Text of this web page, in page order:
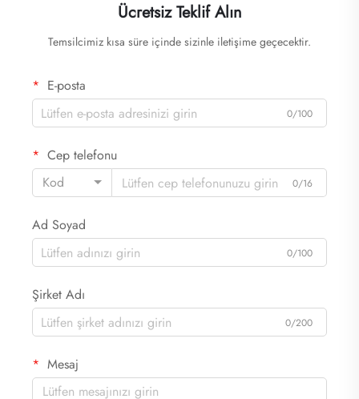
Ücretsiz Teklif Alın
Temsilcimiz kısa süre içinde sizinle iletişime geçecektir.
E-posta
0/100
Cep telefonu
Kod
0/16
Ad Soyad
0/100
Şirket Adı
0/200
Mesaj